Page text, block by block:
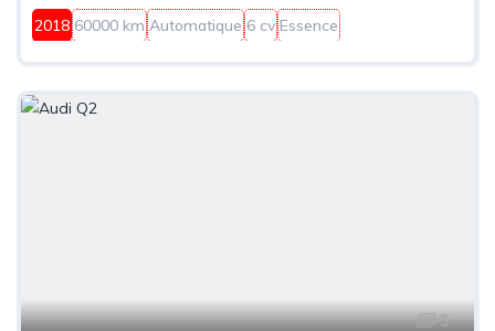
2018 60000 km Automatique 6 cv Essence
5